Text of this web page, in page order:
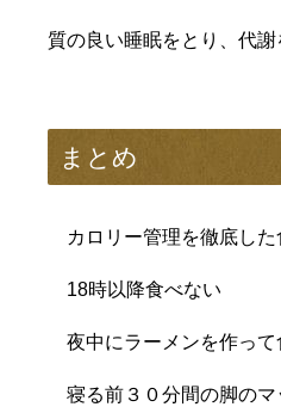
質の良い睡眠をとり、代
まとめ
カロリー管理を徹底した
18時以降食べない
夜中にラーメンを作って
寝る前３０分間の脚のマ